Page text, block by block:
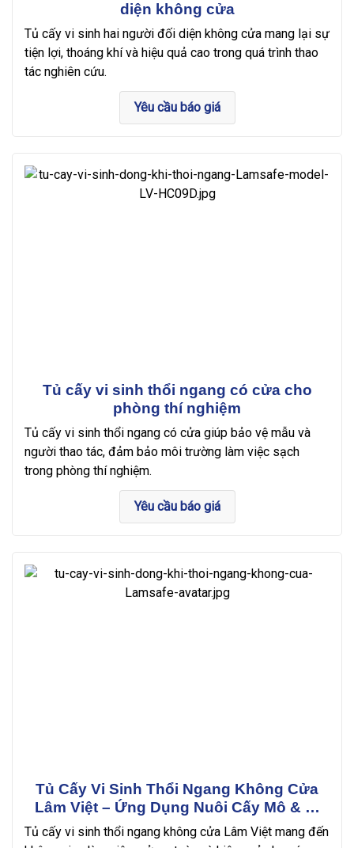
diện không cửa
Tủ cấy vi sinh hai người đối diện không cửa mang lại sự
tiện lợi, thoáng khí và hiệu quả cao trong quá trình thao
tác nghiên cứu.
Yêu cầu báo giá
Tủ cấy vi sinh thổi ngang có cửa cho
phòng thí nghiệm
Tủ cấy vi sinh thổi ngang có cửa giúp bảo vệ mẫu và
người thao tác, đảm bảo môi trường làm việc sạch
trong phòng thí nghiệm.
Yêu cầu báo giá
Tủ Cấy Vi Sinh Thổi Ngang Không Cửa
Lâm Việt – Ứng Dụng Nuôi Cấy Mô & Vi
Sinh
Tủ cấy vi sinh thổi ngang không cửa Lâm Việt mang đến